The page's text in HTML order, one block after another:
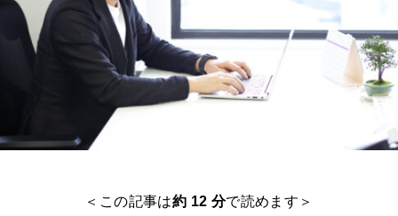
＜この記事は約 12 分で読めます＞